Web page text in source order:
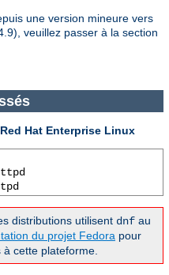
une version mineure vers
veuillez passer à la section
Hat Enterprise Linux
distributions utilisent dnf au
du projet Fedora pour
cette plateforme.